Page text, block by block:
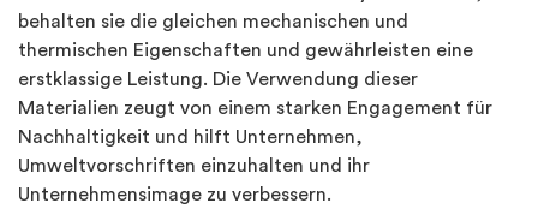
behalten sie die gleichen mechanischen und
thermischen Eigenschaften und gewährleisten eine
erstklassige Leistung. Die Verwendung dieser
Materialien zeugt von einem starken Engagement für
Nachhaltigkeit und hilft Unternehmen,
Umweltvorschriften einzuhalten und ihr
Unternehmensimage zu verbessern.